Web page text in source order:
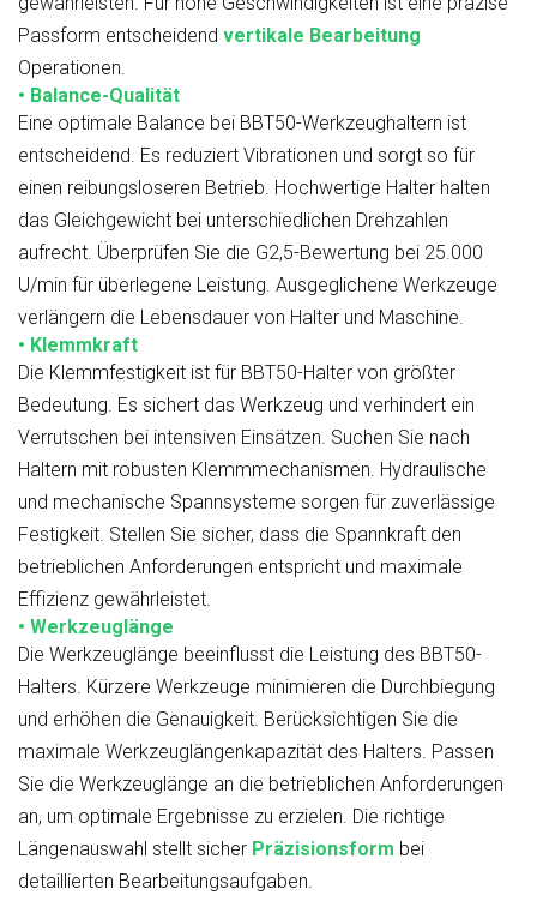
Passform entscheidend vertikale Bearbeitung
Operationen.
• Balance-Qualität
Eine optimale Balance bei BBT50-Werkzeughaltern ist
entscheidend. Es reduziert Vibrationen und sorgt so für
einen reibungsloseren Betrieb. Hochwertige Halter halten
das Gleichgewicht bei unterschiedlichen Drehzahlen
aufrecht. Überprüfen Sie die G2,5-Bewertung bei 25.000
U/min für überlegene Leistung. Ausgeglichene Werkzeuge
verlängern die Lebensdauer von Halter und Maschine.
• Klemmkraft
Die Klemmfestigkeit ist für BBT50-Halter von größter
Bedeutung. Es sichert das Werkzeug und verhindert ein
Verrutschen bei intensiven Einsätzen. Suchen Sie nach
Haltern mit robusten Klemmmechanismen. Hydraulische
und mechanische Spannsysteme sorgen für zuverlässige
Festigkeit. Stellen Sie sicher, dass die Spannkraft den
betrieblichen Anforderungen entspricht und maximale
Effizienz gewährleistet.
• Werkzeuglänge
Die Werkzeuglänge beeinflusst die Leistung des BBT50-
Halters. Kürzere Werkzeuge minimieren die Durchbiegung
und erhöhen die Genauigkeit. Berücksichtigen Sie die
maximale Werkzeuglängenkapazität des Halters. Passen
Sie die Werkzeuglänge an die betrieblichen Anforderungen
an, um optimale Ergebnisse zu erzielen. Die richtige
Längenauswahl stellt sicher Präzisionsform bei
detaillierten Bearbeitungsaufgaben.